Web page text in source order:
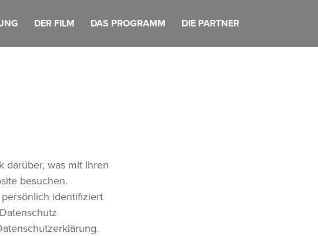
DER FILM DAS PROGRAMM DIE PARTNER
was mit Ihren
besuchen.
identifiziert